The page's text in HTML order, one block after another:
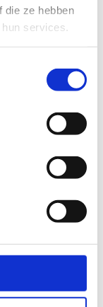
die ze hebben
services.